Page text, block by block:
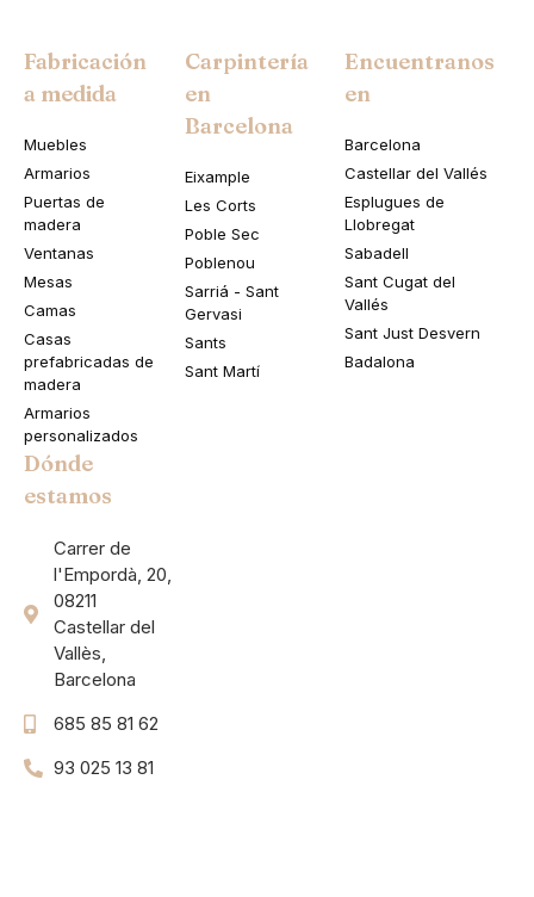
Fabricación
a medida
Muebles
Armarios
Puertas de
madera
Ventanas
Mesas
Camas
Casas
prefabricadas de
madera
Armarios
personalizados
Carpintería
en
Barcelona
Eixample
Les Corts
Poble Sec
Poblenou
Sarriá - Sant
Gervasi
Sants
Sant Martí
Encuentranos
en
Barcelona
Castellar del Vallés
Esplugues de
Llobregat
Sabadell
Sant Cugat del
Vallés
Sant Just Desvern
Badalona
Dónde
estamos
Carrer de
l'Empordà, 20,
08211
Castellar del
Vallès,
Barcelona
685 85 81 62
93 025 13 81